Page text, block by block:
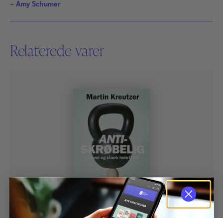
– Amy Schumer
Relaterede varer